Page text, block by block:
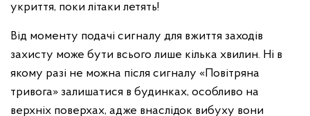
укриття, поки літаки летять!
Від моменту подачі сигналу для вжиття заходів
захисту може бути всього лише кілька хвилин. Ні в
якому разі не можна після сигналу «Повітряна
тривога» залишатися в будинках, особливо на
верхніх поверхах, адже внаслідок вибуху вони